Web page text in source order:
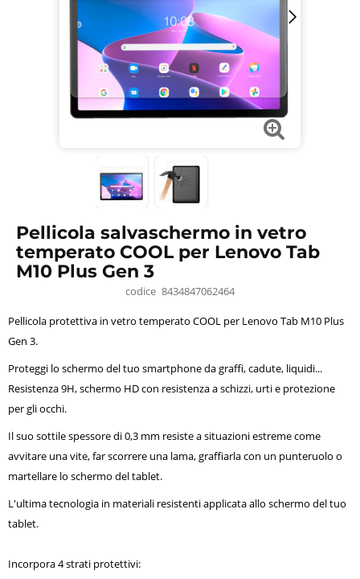
Pellicola salvaschermo in vetro
temperato COOL per Lenovo Tab
M10 Plus Gen 3
codice 8434847062464
Pellicola protettiva in vetro temperato COOL per Lenovo Tab M10 Plus
Gen 3.
Proteggi lo schermo del tuo smartphone da graffi, cadute, liquidi...
Resistenza 9H, schermo HD con resistenza a schizzi, urti e protezione
per gli occhi.
Il suo sottile spessore di 0,3 mm resiste a situazioni estreme come
avvitare una vite, far scorrere una lama, graffiarla con un punteruolo o
martellare lo schermo del tablet.
L'ultima tecnologia in materiali resistenti applicata allo schermo del tuo
tablet.
Incorpora 4 strati protettivi: